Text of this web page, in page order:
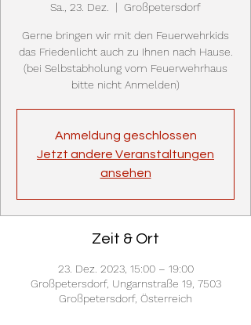
Sa., 23. Dez.
  |
Großpetersdorf
Gerne bringen wir mit den Feuerwehrkids
das Friedenlicht auch zu Ihnen nach Hause.
(bei Selbstabholung vom Feuerwehrhaus
bitte nicht Anmelden)
Anmeldung geschlossen
Jetzt andere Veranstaltungen
ansehen
Zeit & Ort
23. Dez. 2023, 15:00 – 19:00
Großpetersdorf, Ungarnstraße 19, 7503
Großpetersdorf, Österreich